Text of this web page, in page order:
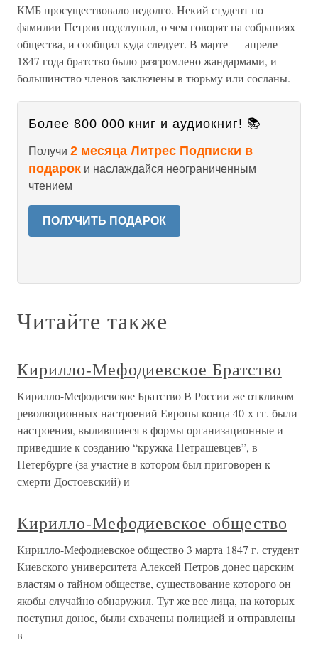
КМБ просуществовало недолго. Некий студент по
фамилии Петров подслушал, о чем говорят на собраниях
общества, и сообщил куда следует. В марте — апреле
1847 года братство было разгромлено жандармами, и
большинство членов заключены в тюрьму или сосланы.
Более 800 000 книг и аудиокниг! 📚
Получи 2 месяца Литрес Подписки в
подарок и наслаждайся неограниченным
чтением
ПОЛУЧИТЬ ПОДАРОК
Читайте также
Кирилло-Мефодиевское Братство
Кирилло-Мефодиевское Братство В России же откликом
революционных настроений Европы конца 40-х гг. были
настроения, вылившиеся в формы организационные и
приведшие к созданию “кружка Петрашевцев”, в
Петербурге (за участие в котором был приговорен к
смерти Достоевский) и
Кирилло-Мефодиевское общество
Кирилло-Мефодиевское общество 3 марта 1847 г. студент
Киевского университета Алексей Петров донес царским
властям о тайном обществе, существование которого он
якобы случайно обнаружил. Тут же все лица, на которых
поступил донос, были схвачены полицией и отправлены
в